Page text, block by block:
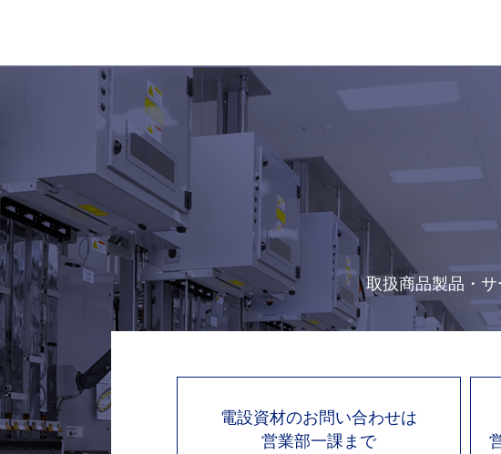
取扱商品製品・
電設資材のお問い合わせは
営業部一課まで